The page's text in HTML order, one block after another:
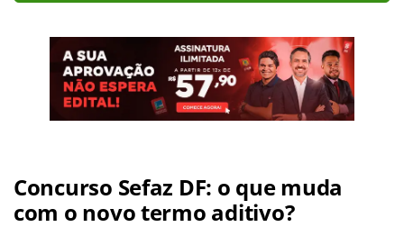
Concurso Sefaz DF: o que muda
com o novo termo aditivo?